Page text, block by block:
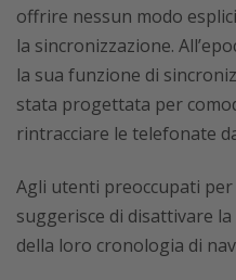
offrire nessun modo
la sincronizzazione.
la sua funzione di
stata progettata per
rintracciare le telefonate
Agli utenti preoccupati
suggerisce di disattivare
della loro cronologia di